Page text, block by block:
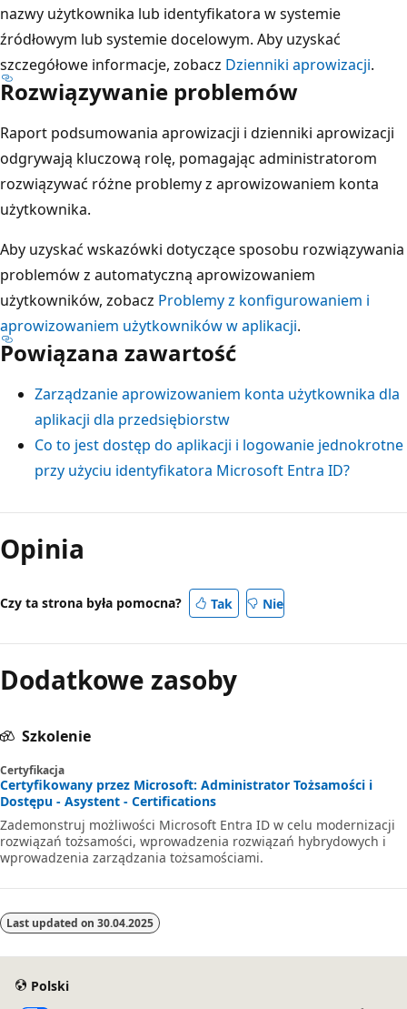
nazwy użytkownika lub identyfikatora w systemie
źródłowym lub systemie docelowym. Aby uzyskać
szczegółowe informacje, zobacz Dzienniki aprowizacji.
Rozwiązywanie problemów
Raport podsumowania aprowizacji i dzienniki aprowizacji
odgrywają kluczową rolę, pomagając administratorom
rozwiązywać różne problemy z aprowizowaniem konta
użytkownika.
Aby uzyskać wskazówki dotyczące sposobu rozwiązywania
problemów z automatyczną aprowizowaniem
użytkowników, zobacz Problemy z konfigurowaniem i
aprowizowaniem użytkowników w aplikacji.
Powiązana zawartość
Zarządzanie aprowizowaniem konta użytkownika dla
aplikacji dla przedsiębiorstw
Co to jest dostęp do aplikacji i logowanie jednokrotne
przy użyciu identyfikatora Microsoft Entra ID?
Opinia
Czy ta strona była pomocna? Tak Nie
Dodatkowe zasoby
Szkolenie
Certyfikacja
Certyfikowany przez Microsoft: Administrator Tożsamości i
Dostępu - Asystent - Certifications
Zademonstruj możliwości Microsoft Entra ID w celu modernizacji
rozwiązań tożsamości, wprowadzenia rozwiązań hybrydowych i
wprowadzenia zarządzania tożsamościami.
Last updated on 30.04.2025
Polski